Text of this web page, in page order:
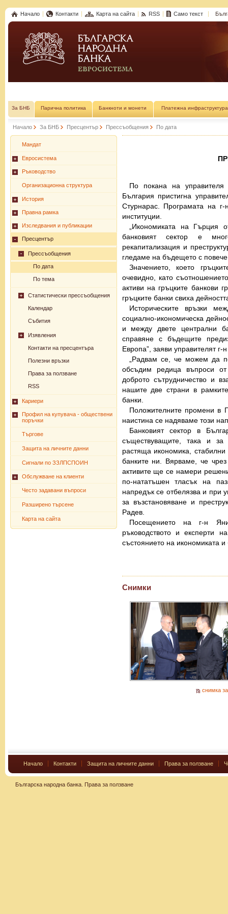
Начало Контакти Карта на сайта RSS Само текст
За БНБ Парична политика Банкноти и монети Платежна инфраструктура
Начало За БНБ Пресцентър Прессъобщения По дата
Мандат
Евросистема
Ръководство
Организационна структура
История
Правна рамка
Изследвания и публикации
Пресцентър
Прессъобщения
По дата
По тема
Статистически прессъобщения
Календар
Събития
Изявления
Контакти на пресцентъра
Полезни връзки
Права за ползване
RSS
Кариери
Профил на купувача - обществени
поръчки
Търгове
Защита на личните данни
Сигнали по ЗЗЛПСПОИН
Обслужване на клиенти
Често задавани въпроси
Разширено търсене
Карта на сайта
По покана на
България пристигна
Стурнарас. Програмата на
институции.
„Икономиката на Гърция
банковият сектор е
рекапитализация и
гледаме на бъдещето с
Значението, което
очевидно, като
активи на гръцките банкови
гръцките банки свиха
Историческите връзки
социално-икономическа
и между двете централни
справяне с бъдещите
Европа”, заяви управителят г-
„Радвам се, че можем да
обсъдим редица въпроси
доброто сътрудничество и
нашите две страни в
банки.
Положителните промени в
наистина се надяваме този
Банковият сектор в
съществуващите, така и за
растяща икономика,
банките ни. Вярваме, че
активите ще се намери
по-нататъшен тласък на
напредък се отбелязва и при
за възстановяване и
Радев.
Посещението на г-н
ръководството и експерти
състоянието на икономиката
Снимки
снимка
Начало Контакти Защита на личните данни Права за ползване
Българска народна банка. Права за ползване